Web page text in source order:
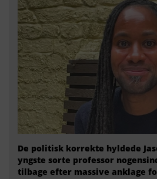
De politisk korrekte hyldede
yngste sorte professor
tilbage efter massive anklage